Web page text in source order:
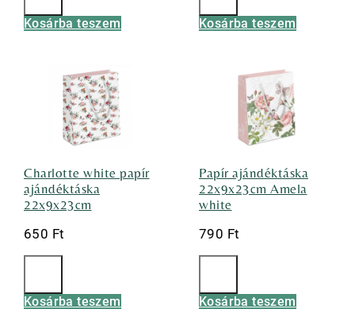
Kosárba teszem Kosárba teszem
Charlotte white papír
ajándéktáska
22x9x23cm
650 Ft
Kosárba teszem
Papír ajándéktáska
22x9x23cm Amela
white
790 Ft
Kosárba teszem